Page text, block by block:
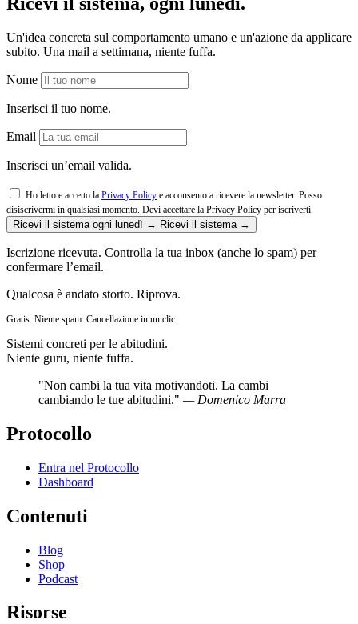
Un'idea concreta sul comportamento umano e un'azione da applicare
subito. Una mail a settimana, niente fuffa.
Nome
Inserisci il tuo nome.
Email
Inserisci un’email valida.
Ho letto e accetto la Privacy Policy e acconsento a ricevere la newsletter. Posso
disiscrivermi in qualsiasi momento. Devi accettare la Privacy Policy per iscriverti.
Ricevi il sistema ogni lunedì → Ricevi il sistema →
Iscrizione ricevuta. Controlla la tua inbox (anche lo spam) per
confermare l’email.
Qualcosa è andato storto. Riprova.
Gratis. Niente spam. Cancellazione in un clic.
Sistemi concreti per le abitudini.
Niente guru, niente fuffa.
"Non cambi la tua vita motivandoti. La cambi
cambiando le tue abitudini." — Domenico Marra
Protocollo
Entra nel Protocollo
Dashboard
Contenuti
Blog
Shop
Podcast
Risorse